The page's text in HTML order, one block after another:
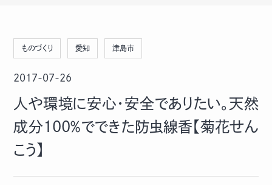
ものづくり 愛知 津島市
2017-07-26
人や環境に安心・安全でありたい。天然
成分100％でできた防虫線香【菊花せん
こう】